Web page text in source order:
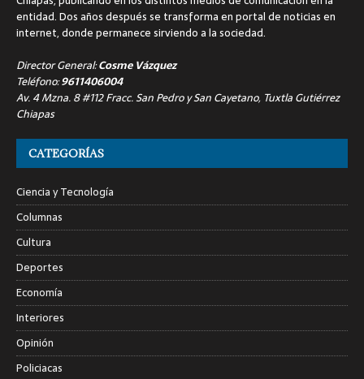
entidad. Dos años después se transforma en portal de noticias en
internet, donde permanece sirviendo a la sociedad.
Director General:Cosme Vázquez
Teléfono:9611406004
Av. 4 Mzna. 8 #112 Fracc. San Pedro y San Cayetano, Tuxtla Gutiérrez
Chiapas
CATEGORÍAS
Ciencia y Tecnología
Columnas
Cultura
Deportes
Economía
Interiores
Opinión
Policiacas